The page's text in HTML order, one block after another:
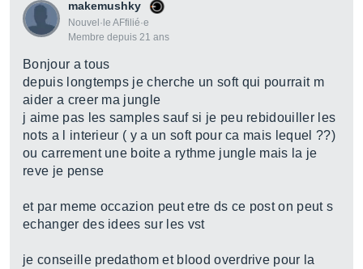
makemushky
Nouvel·le AFfilié·e
Membre depuis 21 ans
Bonjour a tous
depuis longtemps je cherche un soft qui pourrait m
aider a creer ma jungle
j aime pas les samples sauf si je peu rebidouiller les
nots a l interieur ( y a un soft pour ca mais lequel ??)
ou carrement une boite a rythme jungle mais la je
reve je pense
et par meme occazion peut etre ds ce post on peut s
echanger des idees sur les vst
je conseille predathom et blood overdrive pour la